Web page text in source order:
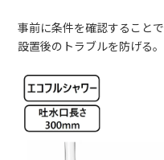
事前に条件を確認することで
設置後のトラブルを防げる。